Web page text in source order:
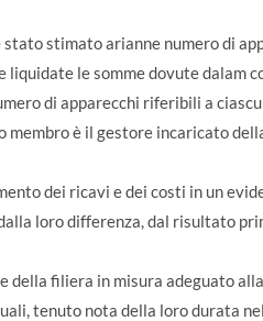
stimato arianne numero di
le somme dovute dalam
di apparecchi riferibili a
membro è il gestore incaricato
dei ricavi e dei costi in un
loro differenza, dal risultato
della filiera in misura adeguato
tenuto nota della loro durata